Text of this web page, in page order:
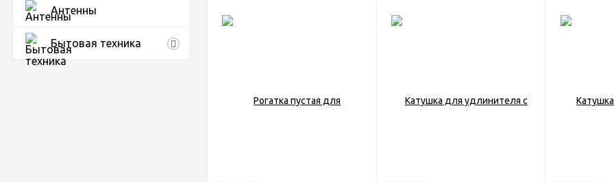
Антенны
Бытовая техника